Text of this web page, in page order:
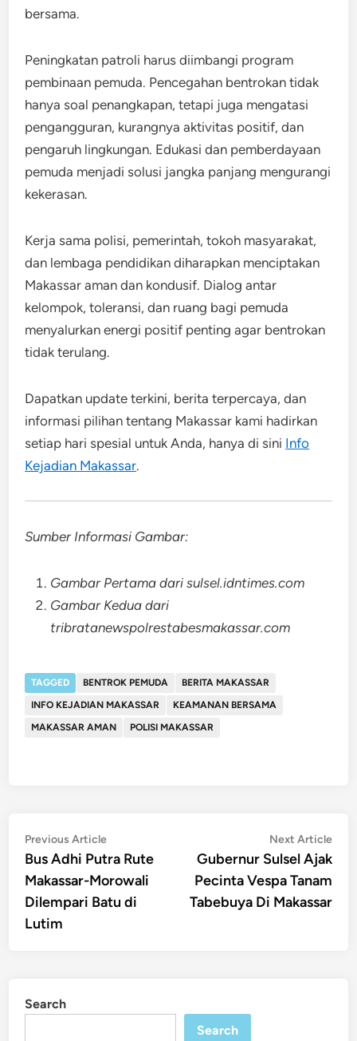
bersama.
Peningkatan patroli harus diimbangi program
pembinaan pemuda. Pencegahan bentrokan tidak
hanya soal penangkapan, tetapi juga mengatasi
pengangguran, kurangnya aktivitas positif, dan
pengaruh lingkungan. Edukasi dan pemberdayaan
pemuda menjadi solusi jangka panjang mengurangi
kekerasan.
Kerja sama polisi, pemerintah, tokoh masyarakat,
dan lembaga pendidikan diharapkan menciptakan
Makassar aman dan kondusif. Dialog antar
kelompok, toleransi, dan ruang bagi pemuda
menyalurkan energi positif penting agar bentrokan
tidak terulang.
Dapatkan update terkini, berita terpercaya, dan
informasi pilihan tentang Makassar kami hadirkan
setiap hari spesial untuk Anda, hanya di sini Info
Kejadian Makassar.
Sumber Informasi Gambar:
Gambar Pertama dari sulsel.idntimes.com
Gambar Kedua dari
tribratanewspolrestabesmakassar.com
TAGGED BENTROK PEMUDA
BERITA MAKASSAR
INFO KEJADIAN MAKASSAR
KEAMANAN BERSAMA
MAKASSAR AMAN
POLISI MAKASSAR
Post
navigation
Previous ArticlePrevious
article:
Bus Adhi Putra Rute
Makassar-Morowali
Dilempari Batu di
Lutim
Next Article
Gubernur Sulsel Ajak
Pecinta Vespa Tanam
Tabebuya Di Makassar
Search
Search